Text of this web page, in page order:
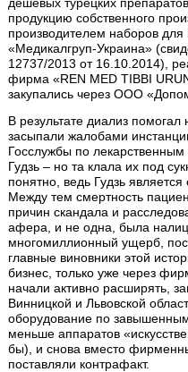
продукцию собственного
производителем наборов для
«Медикалгруп-Украина»
12737/2013 от 16.10.2014),
фирма «REN MED TIBBI
закупались через ООО
В результате диализ
засыпали жалобами
Госслужбы по
Гудзь – но та клала их под
понятно, ведь Гудзь
Между тем смертность
причин скандала и
афера, и не одна, была
многомиллионный ущерб,
главные виновники этой
бизнес, только уже через
начали активно расширять,
Винницкой и Львовской
оборудование по
меньше аппаратов
бы), и снова вместо
поставляли контрафакт.